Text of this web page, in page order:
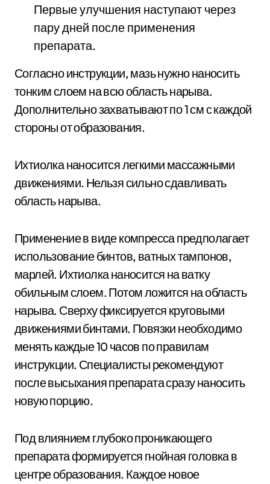
Первые улучшения наступают через
пару дней после применения
препарата.
Согласно инструкции, мазь нужно наносить
тонким слоем на всю область нарыва.
Дополнительно захватывают по 1 см с каждой
стороны от образования.
Ихтиолка наносится легкими массажными
движениями. Нельзя сильно сдавливать
область нарыва.
Применение в виде компресса предполагает
использование бинтов, ватных тампонов,
марлей. Ихтиолка наносится на ватку
обильным слоем. Потом ложится на область
нарыва. Сверху фиксируется круговыми
движениями бинтами. Повязки необходимо
менять каждые 10 часов по правилам
инструкции. Специалисты рекомендуют
после высыхания препарата сразу наносить
новую порцию.
Под влиянием глубоко проникающего
препарата формируется гнойная головка в
центре образования. Каждое новое